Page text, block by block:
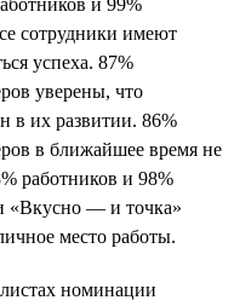
сотрудники имеют
успеха. 87%
уверены, что
в их развитии. 86%
в ближайшее время не
работников и 98%
«Вкусно — и точка»
место работы.
номинации